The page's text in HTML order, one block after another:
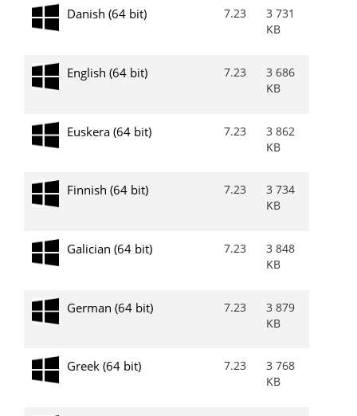
Danish (64 bit) 7.23
3 731
KB
English (64 bit) 7.23
3 686
KB
Euskera (64 bit) 7.23
3 862
KB
Finnish (64 bit) 7.23
3 734
KB
Galician (64 bit) 7.23
3 848
KB
German (64 bit) 7.23
3 879
KB
Greek (64 bit) 7.23
3 768
KB